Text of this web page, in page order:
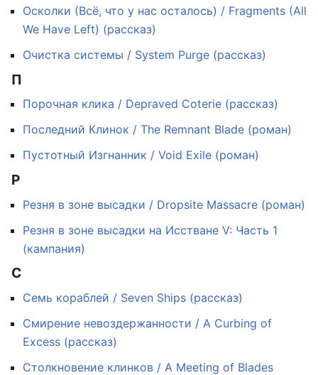
Осколки (Всё, что у нас осталось) / Fragments (All
We Have Left) (рассказ)
Очистка системы / System Purge (рассказ)
П
Порочная клика / Depraved Coterie (рассказ)
Последний Клинок / The Remnant Blade (роман)
Пустотный Изгнанник / Void Exile (роман)
Р
Резня в зоне высадки / Dropsite Massacre (роман)
Резня в зоне высадки на Исстване V: Часть 1
(кампания)
С
Семь кораблей / Seven Ships (рассказ)
Смирение невоздержанности / A Curbing of
Excess (рассказ)
Столкновение клинков / A Meeting of Blades